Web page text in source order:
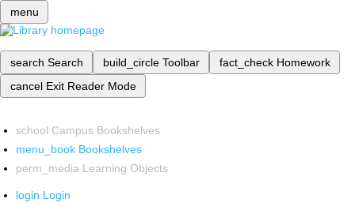
menu
search Search build_circle Toolbar fact_check Homework
cancel Exit Reader Mode
school Campus Bookshelves
menu_book Bookshelves
perm_media Learning Objects
login Login